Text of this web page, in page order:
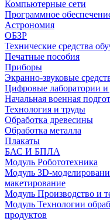
Компьютерные сети
Программное
Астрономия
ОБЗР
Технические средства
Печатные пособия
Приборы
Экранно-звуковые
Цифровые лаборатории
Начальная военная
Технология и труды
Обработка древесины
Обработка металла
Плакаты
БАС И БПЛА
Модуль Робототехника
Модуль 3D-
макетирование
Модуль Производство и
Модуль Технологии
продуктов